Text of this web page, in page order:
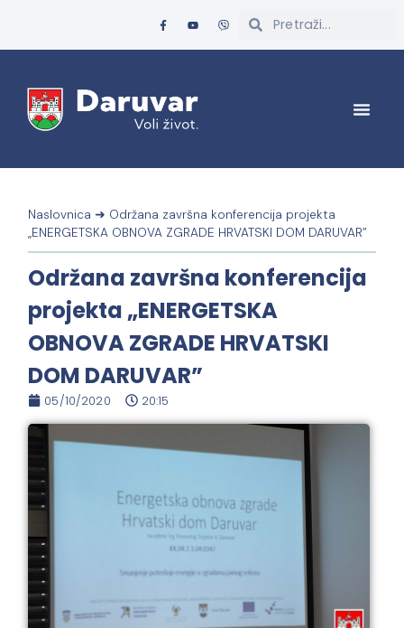
Naslovnica ➜ Održana završna konferencija projekta
„ENERGETSKA OBNOVA ZGRADE HRVATSKI DOM DARUVAR”
Održana završna konferencija
projekta „ENERGETSKA
OBNOVA ZGRADE HRVATSKI
DOM DARUVAR”
05/10/2020 20:15